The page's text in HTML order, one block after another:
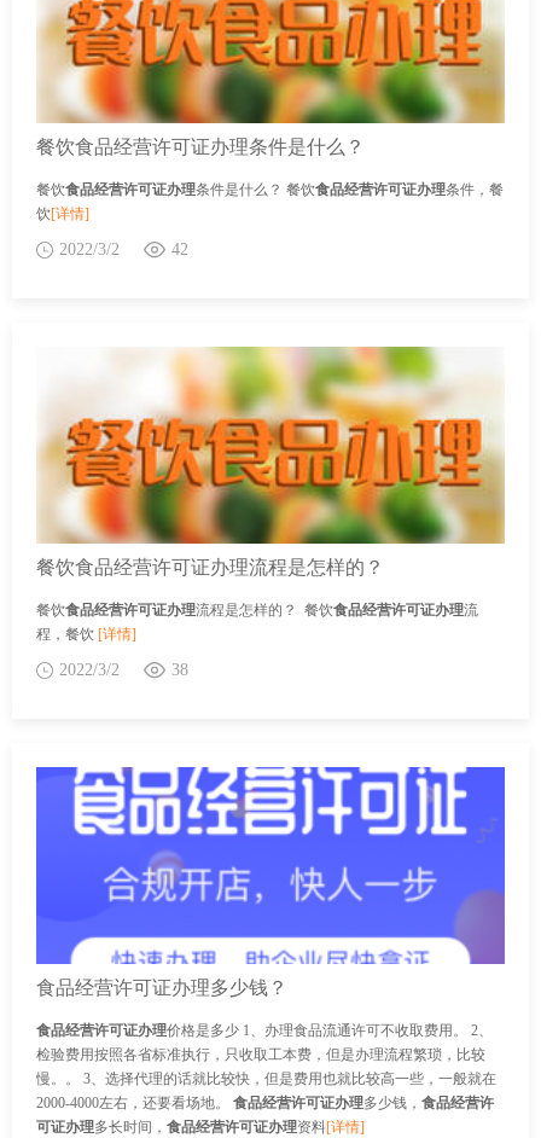
餐饮食品经营许可证办理条件是什么？
餐饮食品经营许可证办理条件是什么？ 餐饮食品经营许可证办理条件，餐
饮[详情]
2022/3/2 42
餐饮食品经营许可证办理流程是怎样的？
餐饮食品经营许可证办理流程是怎样的？ 餐饮食品经营许可证办理流
程，餐饮 [详情]
2022/3/2 38
食品经营许可证办理多少钱？
食品经营许可证办理价格是多少 1、办理食品流通许可不收取费用。 2、
检验费用按照各省标准执行，只收取工本费，但是办理流程繁琐，比较
慢。。 3、选择代理的话就比较快，但是费用也就比较高一些，一般就在
2000-4000左右，还要看场地。 食品经营许可证办理多少钱， 食品经营许
可证办理多长时间， 食品经营许可证办理资料[详情]